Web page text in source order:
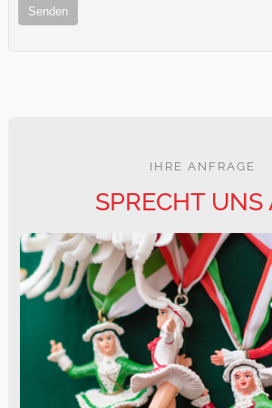
Senden
IHRE ANFRAGE
SPRECHT UNS